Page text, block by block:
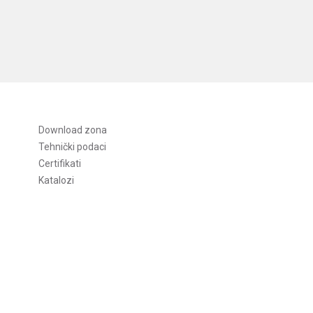
Download zona
Tehnički podaci
Certifikati
Katalozi